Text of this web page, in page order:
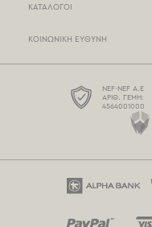
ΠΡΟΣΤΑΣΙΑ ΠΡΟΣΩΠΙΚΩΝ
ΚΑΤΑΛΟΓΟΙ
ΚΟΙΝΩΝΙΚΗ ΕΥΘΥΝΗ
NEF-NEF Α.Ε
ΑΡΙΘ. ΓΕΜΗ:
4564001000